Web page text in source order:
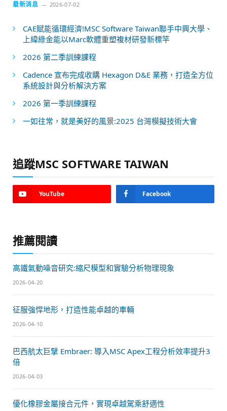
最新消息 2026-07-02
CAE賦能循環經濟!MSC Software Taiwan聯手中興大學、
上緯綠金能以Marc軟體重塑複材研發新標竿
2026 第二季訓練課程
Cadence 宣布完成收購 Hexagon D&E 業務，打造全方位
系統設計與分析解決方案
2026 第一季訓練課程
一如往常，就是美好的風景:2025 台灣模擬技術大會
追蹤MSC SOFTWARE TAIWAN
YouTube Facebook
推薦閱讀
高鐵氣動噪音研究:縮尺模型和實驗分析物理現象
2026-04-20
征服強悍地形，打造性能卓越的車輛
2026-04-10
巴西航太巨擘 Embraer: 導入MSC Apex工程分析效率提升3
倍
2026-04-03
優化橡膠金屬接合元件，實現卓越駕乘舒適性